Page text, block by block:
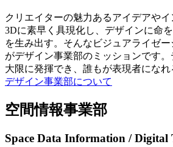
クリエイターの魅力あるアイデアや
3Dに素早く具現化し、デザインに命
を生み出す。そんなビジュアライゼ
がデザイン事業部のミッションです
大限に発揮でき、誰もが表現者になれ
デザイン事業部について
空間情報事業部
Space Data Information / Digital